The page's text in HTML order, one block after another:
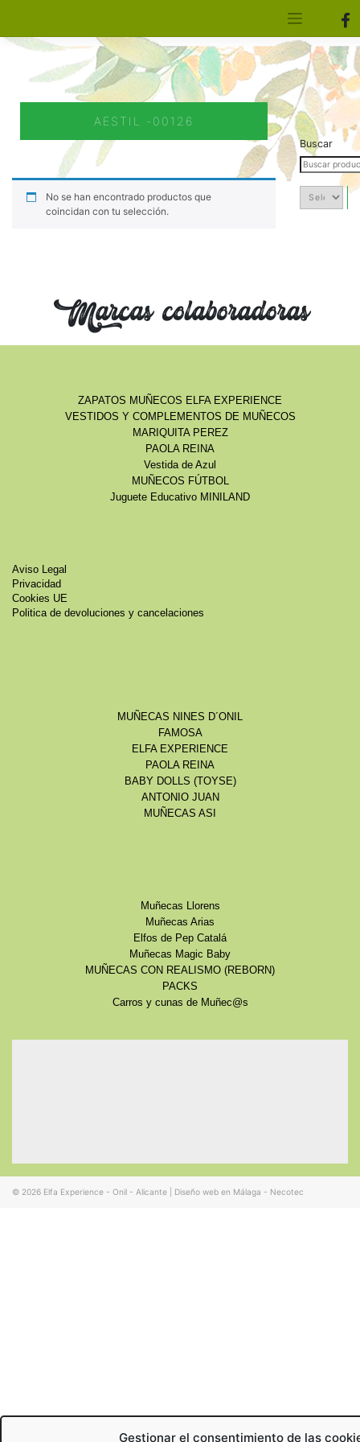
Gestionar el consentimiento de las
AESTIL -00126
No se han encontrado productos que
coincidan con tu selección.
Buscar
Marcas colaboradoras
ZAPATOS MUÑECOS ELFA EXPERIENCE
VESTIDOS Y COMPLEMENTOS DE MUÑECOS
MARIQUITA PEREZ
PAOLA REINA
Vestida de Azul
MUÑECOS FÚTBOL
Juguete Educativo MINILAND
Aviso Legal
Privacidad
Cookies UE
Politica de devoluciones y cancelaciones
MUÑECAS NINES D´ONIL
FAMOSA
ELFA EXPERIENCE
PAOLA REINA
BABY DOLLS (TOYSE)
ANTONIO JUAN
MUÑECAS ASI
Muñecas Llorens
Muñecas Arias
Elfos de Pep Catalá
Muñecas Magic Baby
MUÑECAS CON REALISMO (REBORN)
PACKS
Carros y cunas de Muñec@s
© 2026 Elfa Experience - Onil - Alicante Diseño web en Málaga - Necotec